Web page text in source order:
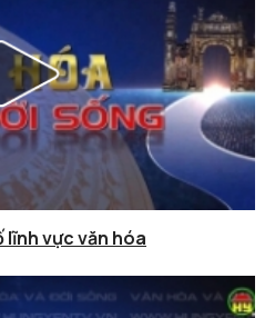
lĩnh vực văn hóa